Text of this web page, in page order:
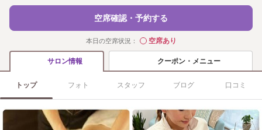
空席確認・予約する
本日の空席状況： ◯空席あり
サロン情報 クーポン・メニュー
トップ フォト スタッフ ブログ 口コミ